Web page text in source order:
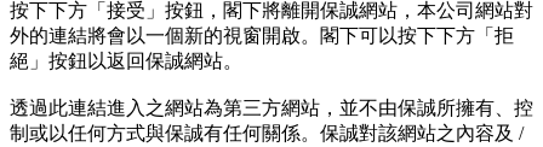
按下下方「接受」按鈕，閣下將離開保誠網站，本公司網站對
外的連結將會以一個新的視窗開啟。閣下可以按下下方「拒
絕」按鈕以返回保誠網站。
透過此連結進入之網站為第三方網站，並不由保誠所擁有、控
制或以任何方式與保誠有任何關係。保誠對該網站之內容及 /